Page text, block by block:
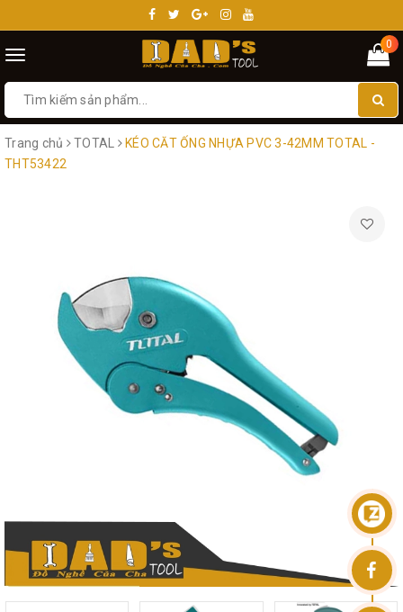
Toggle
0
Trang chủ TOTAL
KÉO CĂT ỐNG NHỰA PVC 3-42MM TOTAL -
THT53422